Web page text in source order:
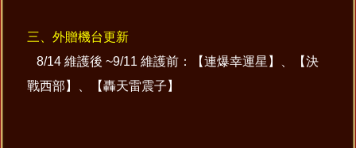
三、外贈機台更新
8/14 維護後 ~9/11 維護前：【連爆幸運星】、【決
戰西部】、【轟天雷震子】